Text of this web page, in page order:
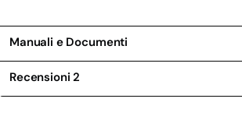
Manuali e Documenti
Recensioni2